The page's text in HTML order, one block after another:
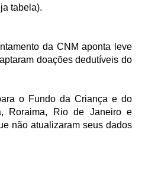
tabela).
da CNM aponta leve
doações dedutíveis do
o Fundo da Criança e do
Roraima, Rio de Janeiro e
não atualizaram seus dados